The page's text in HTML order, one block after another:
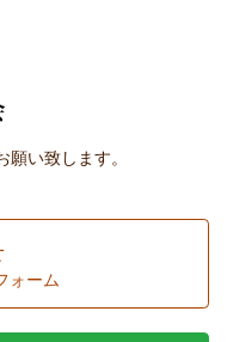
い致します。
ォーム